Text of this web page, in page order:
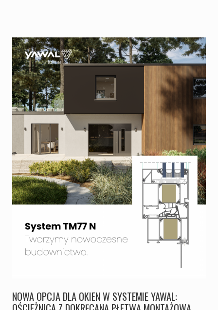
NOWA OPCJA DLA OKIEN W SYSTEMIE YAWAL: